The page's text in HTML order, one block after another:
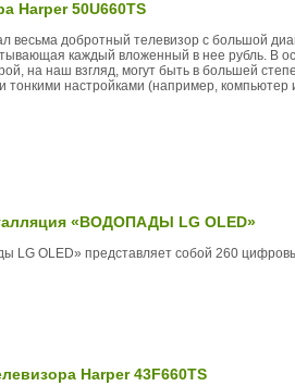
Harper 50U660TS
весьма добротный телевизор с большой
каждый вложенный в нее рубль. В
на наш взгляд, могут быть в большей
тонкими настройками (например,
«ВОДОПАДЫ LG OLED»
LG OLED» представляет собой 260
Harper 43F660TS